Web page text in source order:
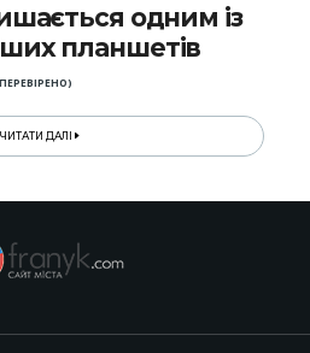
одним із
планшетів
ЧИТАТИ ДАЛІ